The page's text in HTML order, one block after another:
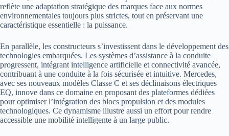
reflète une adaptation stratégique des marques face aux normes
environnementales toujours plus strictes, tout en préservant une
caractéristique essentielle : la puissance.
En parallèle, les constructeurs s’investissent dans le développement des
technologies embarquées. Les systèmes d’assistance à la conduite
progressent, intégrant intelligence artificielle et connectivité avancée,
contribuant à une conduite à la fois sécurisée et intuitive. Mercedes,
avec ses nouveaux modèles Classe C et ses déclinaisons électriques
EQ, innove dans ce domaine en proposant des plateformes dédiées
pour optimiser l’intégration des blocs propulsion et des modules
technologiques. Ce dynamisme illustre aussi un effort pour rendre
accessible une mobilité intelligente à un large public.